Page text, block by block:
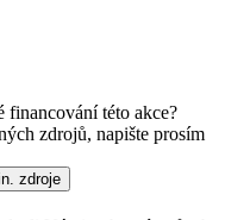
financování této akce?
zdrojů, napište prosím
zdroje